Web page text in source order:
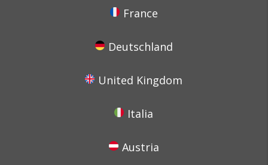
France
Deutschland
United Kingdom
Italia
Austria